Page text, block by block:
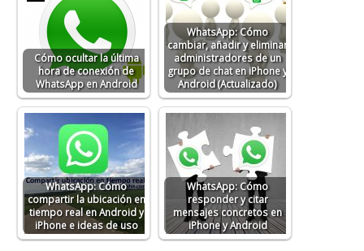
Cómo ocultar la última
hora de conexión de
WhatsApp en Android
WhatsApp: Cómo
cambiar, añadir y eliminar
administradores de un
grupo de chat en iPhone y
Android (Actualizado)
WhatsApp: Cómo
compartir la ubicación en
tiempo real en Android y
iPhone e ideas de uso
WhatsApp: Cómo
responder y citar
mensajes concretos en
iPhone y Android